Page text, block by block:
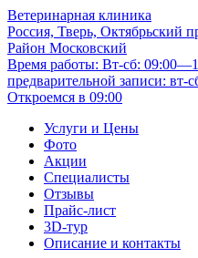
Ветеринарная клиника
Россия, Тверь, Октябрьский
Район Московский
Время работы: Вт-сб:
предварительной записи: вт-
Откроемся в 09:00
Услуги и Цены
Фото
Акции
Специалисты
Отзывы
Прайс-лист
3D-тур
Описание и контакты